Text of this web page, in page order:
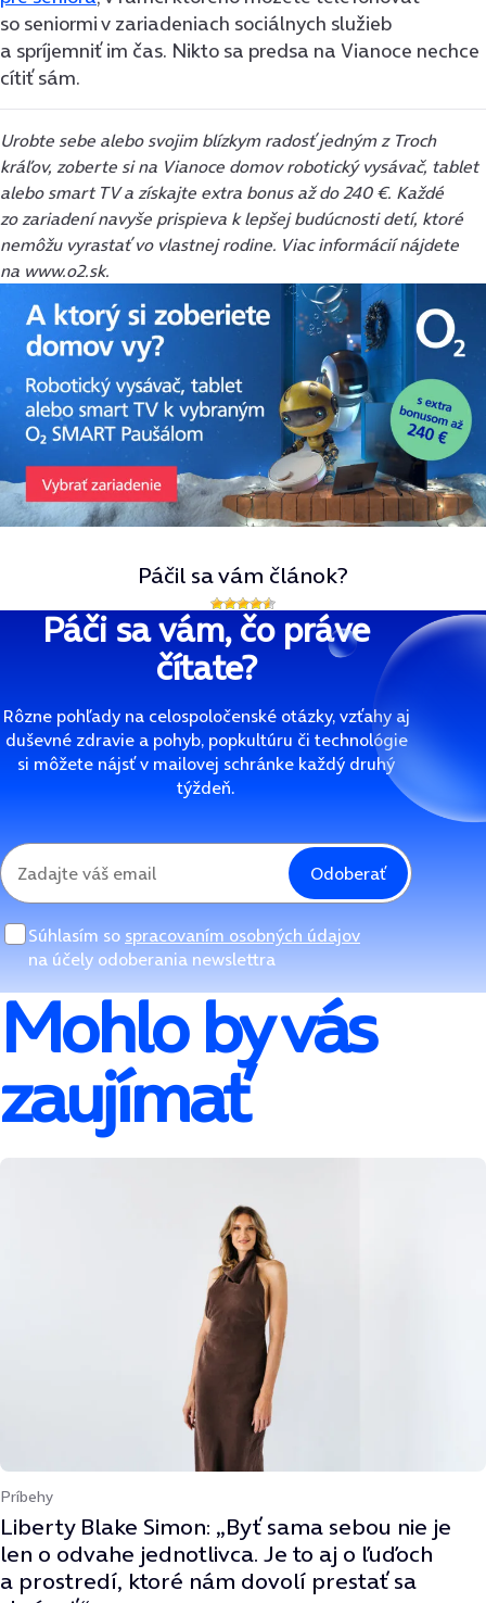
so seniormi v zariadeniach sociálnych služieb
a spríjemniť im čas. Nikto sa predsa na Vianoce nechce
cítiť sám.
Urobte sebe alebo svojim blízkym radosť jedným z Troch
kráľov, zoberte si na Vianoce domov robotický vysávač, tablet
alebo smart TV a získajte extra bonus až do 240 €. Každé
zo zariadení navyše prispieva k lepšej budúcnosti detí, ktoré
nemôžu vyrastať vo vlastnej rodine. Viac informácií nájdete
na www.o2.sk.
Páčil sa vám článok?
Páči sa vám, čo práve
čítate?
Rôzne pohľady na celospoločenské otázky, vzťahy aj
duševné zdravie a pohyb, popkultúru či technológie
si môžete nájsť v mailovej schránke každý druhý
týždeň.
Odoberať
Súhlasím so spracovaním osobných údajov
na účely odoberania newslettra
Mohlo by vás
zaujímať
Príbehy
Liberty Blake Simon: „Byť sama sebou nie je
len o odvahe jednotlivca. Je to aj o ľuďoch
a prostredí, ktoré nám dovolí prestať sa